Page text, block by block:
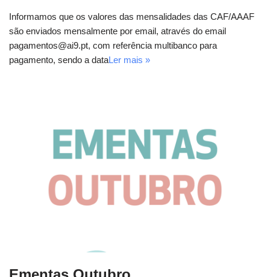
Informamos que os valores das mensalidades das CAF/AAAF
são enviados mensalmente por email, através do email
pagamentos@ai9.pt, com referência multibanco para
pagamento, sendo a dataLer mais »